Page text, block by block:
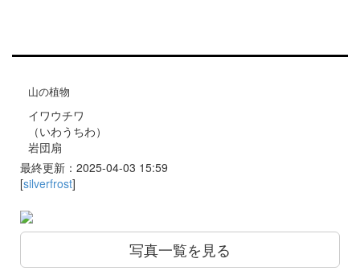
山の植物
イワウチワ
（いわうちわ）
岩団扇
最終更新：2025-04-03 15:59
[silverfrost]
写真一覧を見る